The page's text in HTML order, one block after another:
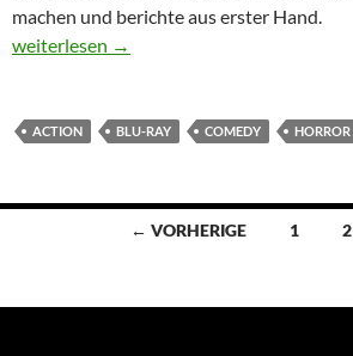
machen und berichte aus erster Hand.
Monster on a Plane
weiterlesen →
ACTION BLU-RAY COMEDY HORROR
Beitragsnavigation
← VORHERIGE 1 2